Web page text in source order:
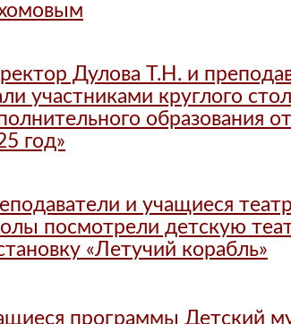
Дулова Т.Н. и
участниками круглого
образования
год»
и учащиеся
посмотрели детскую
«Летучий корабль»
программы Детский